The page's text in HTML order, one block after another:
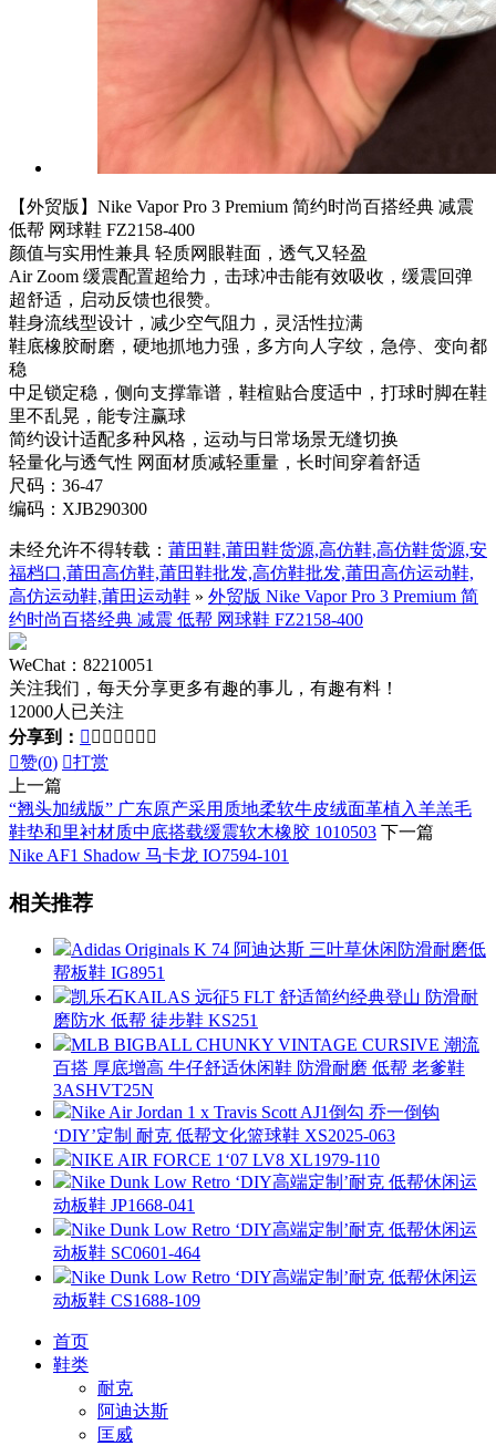
【外贸版】Nike Vapor Pro 3 Premium 简约时尚百搭经典 减震
低帮 网球鞋 FZ2158-400
颜值与实用性兼具 轻质网眼鞋面，透气又轻盈
Air Zoom 缓震配置超给力，击球冲击能有效吸收，缓震回弹
超舒适，启动反馈也很赞。
鞋身流线型设计，减少空气阻力，灵活性拉满
鞋底橡胶耐磨，硬地抓地力强，多方向人字纹，急停、变向都
稳
中足锁定稳，侧向支撑靠谱，鞋楦贴合度适中，打球时脚在鞋
里不乱晃，能专注赢球
简约设计适配多种风格，运动与日常场景无缝切换
轻量化与透气性 网面材质减轻重量，长时间穿着舒适
尺码：36-47
编码：XJB290300
未经允许不得转载： 莆田鞋,莆田鞋货源,高仿鞋,高仿鞋货源,安
福档口,莆田高仿鞋,莆田鞋批发,高仿鞋批发,莆田高仿运动鞋,
高仿运动鞋,莆田运动鞋 » 外贸版 Nike Vapor Pro 3 Premium 简
约时尚百搭经典 减震 低帮 网球鞋 FZ2158-400
WeChat：82210051
关注我们，每天分享更多有趣的事儿，有趣有料！
12000人已关注
分享到：       
赞(0) 打赏
上一篇
“翘头加绒版” 广东原产采用质地柔软牛皮绒面革植入羊羔毛
鞋垫和里衬材质中底搭载缓震软木橡胶 1010503 下一篇
Nike AF1 Shadow 马卡龙 IO7594-101
相关推荐
Adidas Originals K 74 阿迪达斯 三叶草休闲防滑耐磨低
帮板鞋 IG8951
凯乐石KAILAS 远征5 FLT 舒适简约经典登山 防滑耐
磨防水 低帮 徒步鞋 KS251
MLB BIGBALL CHUNKY VINTAGE CURSIVE 潮流
百搭 厚底增高 牛仔舒适休闲鞋 防滑耐磨 低帮 老爹鞋
3ASHVT25N
Nike Air Jordan 1 x Travis Scott AJ1倒勾 乔一倒钩
‘DIY’定制 耐克 低帮文化篮球鞋 XS2025-063
NIKE AIR FORCE 1‘07 LV8 XL1979-110
Nike Dunk Low Retro ‘DIY高端定制’耐克 低帮休闲运
动板鞋 JP1668-041
Nike Dunk Low Retro ‘DIY高端定制’耐克 低帮休闲运
动板鞋 SC0601-464
Nike Dunk Low Retro ‘DIY高端定制’耐克 低帮休闲运
动板鞋 CS1688-109
首页
鞋类
耐克
阿迪达斯
匡威